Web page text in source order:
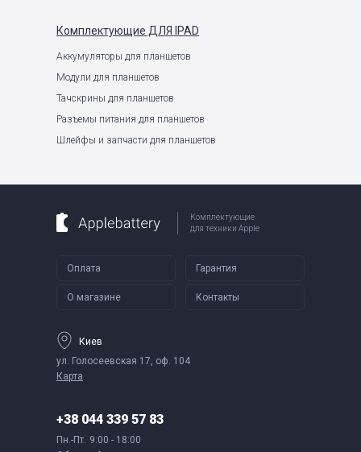
Комплектующие ДЛЯ IPAD
Аккумуляторы для планшетов
Модули для планшетов
Тачскрины для планшетов
Разъемы питания для планшетов
Шлейфы и запчасти для планшетов
Комплектующие
для техники Apple
Оплата Гарантия
О магазине Контакты
Киев
ул. Голосеевская 17, оф. 104
Карта
+38 044 339 57 83
Пн.-Пт. 9:00 - 18:00